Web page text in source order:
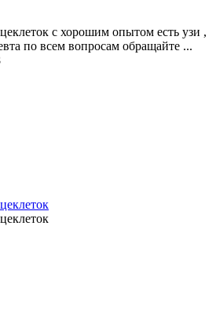
с хорошим опытом есть узи ,
по всем вопросам обращайте ...